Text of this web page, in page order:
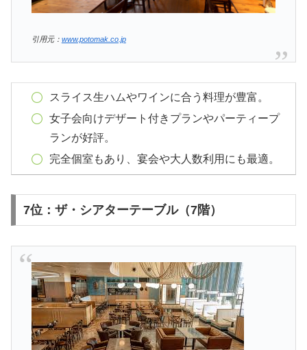
引用元： www.potomak.co.jp
スライス生ハムやワインに合う料理が豊富。
女子会向けデザート付きプランやパーティープ
ランが好評。
完全個室もあり、宴会や大人数利用にも最適。
7位：ザ・シアターテーブル（7階）